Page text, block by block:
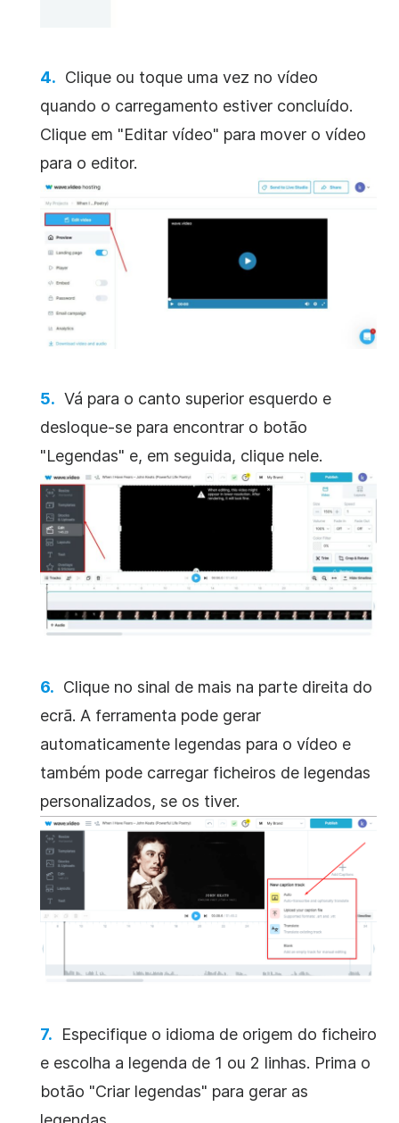
Clique ou toque uma vez no vídeo
quando o carregamento estiver concluído.
Clique em "Editar vídeo" para mover o vídeo
para o editor.
Vá para o canto superior esquerdo e
desloque-se para encontrar o botão
"Legendas" e, em seguida, clique nele.
Clique no sinal de mais na parte direita do
ecrã. A ferramenta pode gerar
automaticamente legendas para o vídeo e
também pode carregar ficheiros de legendas
personalizados, se os tiver.
Especifique o idioma de origem do ficheiro
e escolha a legenda de 1 ou 2 linhas. Prima o
botão "Criar legendas" para gerar as